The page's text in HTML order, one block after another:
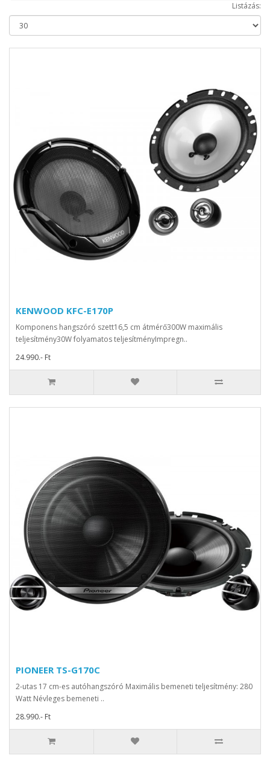
Listázás:
KENWOOD KFC-E170P
Komponens hangszóró szett16,5 cm átmérő300W maximális
teljesítmény30W folyamatos teljesítményImpregn..
24.990.- Ft
PIONEER TS-G170C
2-utas 17 cm-es autóhangszóró Maximális bemeneti teljesítmény: 280
Watt Névleges bemeneti ..
28.990.- Ft